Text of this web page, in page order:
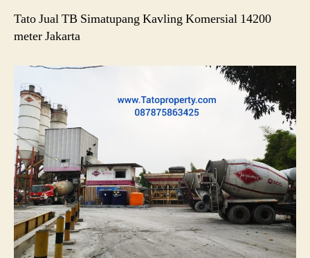
Tato Jual TB Simatupang Kavling Komersial 14200
meter Jakarta